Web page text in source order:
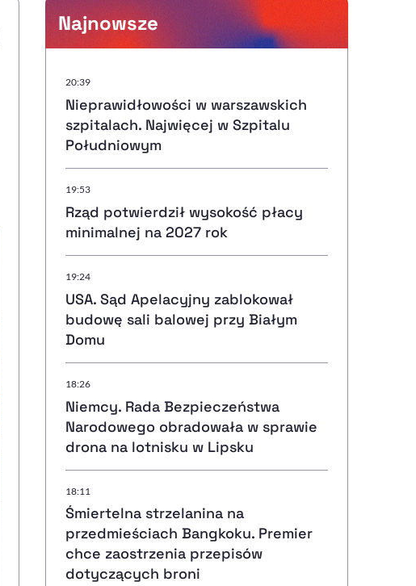
Ułatwienia dostępności wspierają:
Sprawdź, jak i dlaczego zwiększamy dostępność
Deklaracja dostępności, otwiera się w nowym oknie
Zgłoś problem
Najnowsze
20:39
Nieprawidłowości w warszawskich
szpitalach. Najwięcej w Szpitalu
Południowym
19:53
Rząd potwierdził wysokość płacy
minimalnej na 2027 rok
19:24
USA. Sąd Apelacyjny zablokował
budowę sali balowej przy Białym
Domu
18:26
Niemcy. Rada Bezpieczeństwa
Narodowego obradowała w sprawie
drona na lotnisku w Lipsku
18:11
Śmiertelna strzelanina na
przedmieściach Bangkoku. Premier
chce zaostrzenia przepisów
dotyczących broni